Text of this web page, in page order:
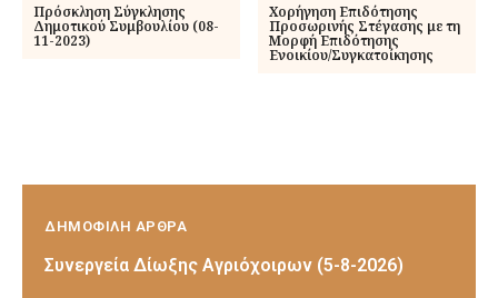
Πρόσκληση Σύγκλησης
Δημοτικού Συμβουλίου (08-
11-2023)
Χορήγηση Επιδότησης
Προσωρινής Στέγασης με τη
Μορφή Επιδότησης
Ενοικίου/Συγκατοίκησης
ΔΗΜΟΦΙΛΗ ΑΡΘΡΑ
Συνεργεία Δίωξης Αγριόχοιρων (5-8-2026)